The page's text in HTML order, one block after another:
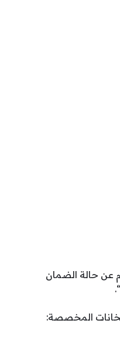
عن حالة الضمان
“.
المخصصة: